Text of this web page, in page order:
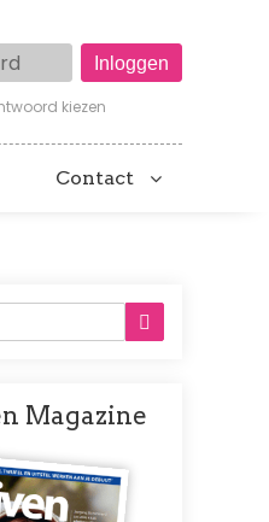
kiezen
Contact
Magazine